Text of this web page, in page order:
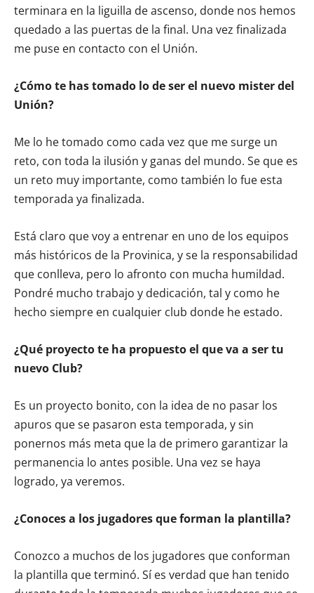
terminara en la liguilla de ascenso, donde nos hemos
quedado a las puertas de la final. Una vez finalizada
me puse en contacto con el Unión.
¿Cómo te has tomado lo de ser el nuevo mister del
Unión?
Me lo he tomado como cada vez que me surge un
reto, con toda la ilusión y ganas del mundo. Se que es
un reto muy importante, como también lo fue esta
temporada ya finalizada.
Está claro que voy a entrenar en uno de los equipos
más históricos de la Provinica, y se la responsabilidad
que conlleva, pero lo afronto con mucha humildad.
Pondré mucho trabajo y dedicación, tal y como he
hecho siempre en cualquier club donde he estado.
¿Qué proyecto te ha propuesto el que va a ser tu
nuevo Club?
Es un proyecto bonito, con la idea de no pasar los
apuros que se pasaron esta temporada, y sin
ponernos más meta que la de primero garantizar la
permanencia lo antes posible. Una vez se haya
logrado, ya veremos.
¿Conoces a los jugadores que forman la plantilla?
Conozco a muchos de los jugadores que conforman
la plantilla que terminó. Sí es verdad que han tenido